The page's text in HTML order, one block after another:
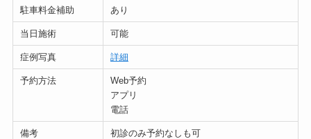
駐車料金補助 あり
当日施術 可能
症例写真 詳細
予約方法
Web予約
アプリ
電話
備考 初診のみ予約なしも可